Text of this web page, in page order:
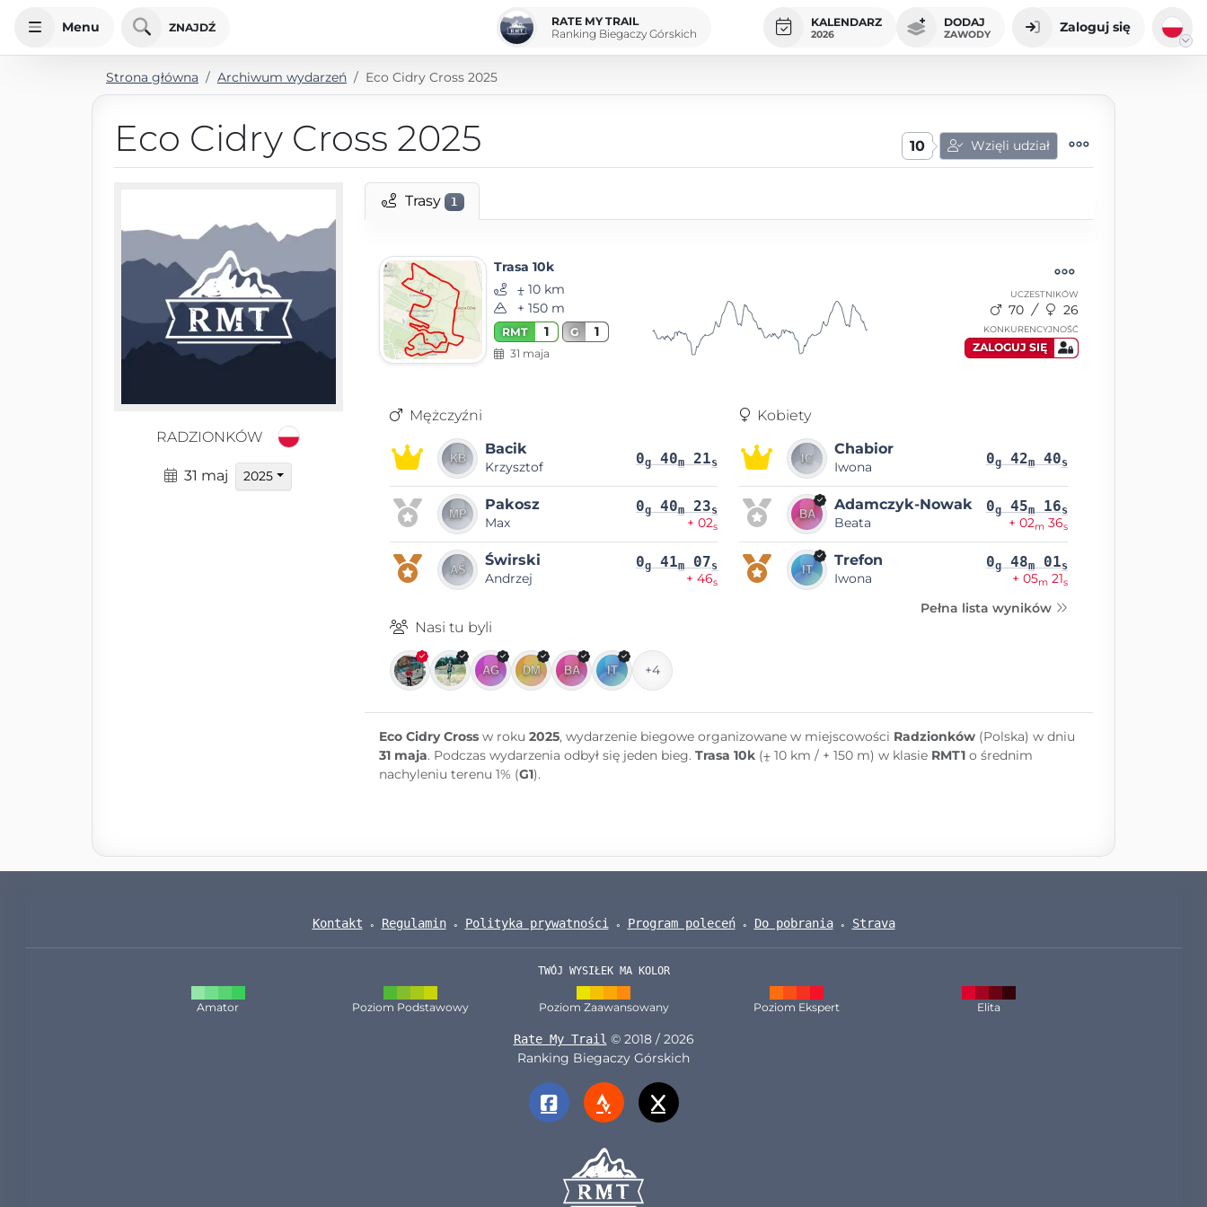
Menu ZNAJDŹ
RATE MY TRAIL
Ranking Biegaczy Górskich
KALENDARZ
2026
DODAJ
ZAWODY Zaloguj się
Strona główna Archiwum wydarzeń Eco Cidry Cross 2025
Eco Cidry Cross 2025 10 Wzięli udział
RADZIONKÓW
31 maj 2025
Trasy 1
Trasa 10k
⨦ 10 km
+ 150 m
RMT 1 G 1
31 maja
UCZESTNIKÓW
70 26
KONKURENCYJNOŚĆ
ZALOGUJ SIĘ
Mężczyźni
Bacik
Krzysztof 0g 40m 21s
Pakosz
Max
0g 40m 23s
+ 02s
Świrski
Andrzej
0g 41m 07s
+ 46s
Kobiety
Chabior
Iwona 0g 42m 40s
Adamczyk-Nowak
Beata
0g 45m 16s
+ 02m 36s
Trefon
Iwona
0g 48m 01s
+ 05m 21s
Pełna lista wyników
Nasi tu byli
+4
Eco Cidry Crossw roku 2025, wydarzenie biegowe organizowane w miejscowości Radzionków(Polska) w dniu
31 maja. Podczas wydarzenia odbył się jeden bieg. Trasa 10k(⨦ 10 km / + 150 m) w klasie RMT1o średnim
nachyleniu terenu 1% (G1).
Kontakt Regulamin Polityka prywatności Program poleceń Do pobrania Strava
TWÓJ WYSIŁEK MA KOLOR
Amator Poziom Podstawowy Poziom Zaawansowany Poziom Ekspert Elita
Rate My Trail © 2018 / 2026
Ranking Biegaczy Górskich